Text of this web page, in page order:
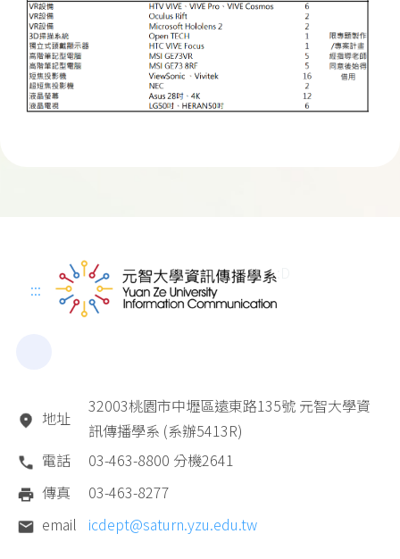
:::
地址
32003桃園市中壢區遠東路135號 元智大學資
訊傳播學系 (系辦5413R)
電話
03-463-8800 分機2641
傳真
03-463-8277
email
icdept@saturn.yzu.edu.tw